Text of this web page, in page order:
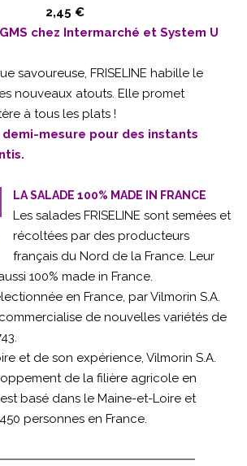
2,45 €
chez Intermarché et System U
savoureuse, FRISELINE habille le
nouveaux atouts. Elle promet
à tous les plats !
demi-mesure pour des instants
LA SALADE 100% MADE IN FRANCE
Les salades FRISELINE sont semées et
récoltées par des producteurs
français du Nord de la France. Leur
100% made in France.
en France, par Vilmorin S.A.
de nouvelles variétés de
et de son expérience, Vilmorin S.A.
de la filière agricole en
basé dans le Maine-et-Loire et
personnes en France.